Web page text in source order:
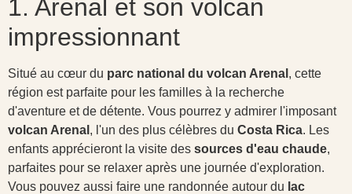
1. Arenal et son volcan
impressionnant
Situé au cœur du parc national du volcan Arenal , cette
région est parfaite pour les familles à la recherche
d'aventure et de détente. Vous pourrez y admirer l'imposant
volcan Arenal , l'un des plus célèbres du Costa Rica. Les
enfants apprécieront la visite des sources d'eau chaude,
parfaites pour se relaxer après une journée d'exploration.
Vous pouvez aussi faire une randonnée autour du lac